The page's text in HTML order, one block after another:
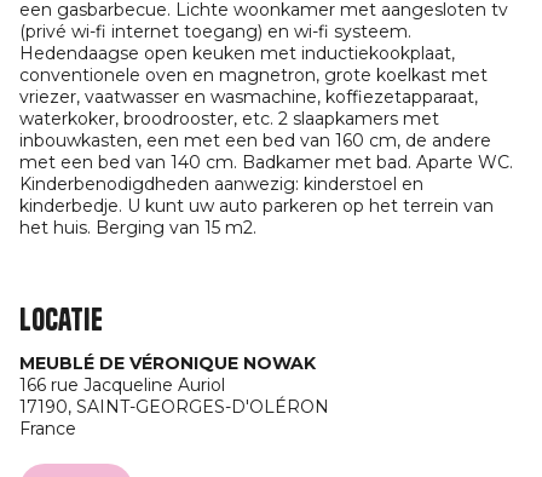
een gasbarbecue. Lichte woonkamer met aangesloten tv
(privé wi-fi internet toegang) en wi-fi systeem.
Hedendaagse open keuken met inductiekookplaat,
conventionele oven en magnetron, grote koelkast met
vriezer, vaatwasser en wasmachine, koffiezetapparaat,
waterkoker, broodrooster, etc. 2 slaapkamers met
inbouwkasten, een met een bed van 160 cm, de andere
met een bed van 140 cm. Badkamer met bad. Aparte WC.
Kinderbenodigdheden aanwezig: kinderstoel en
kinderbedje. U kunt uw auto parkeren op het terrein van
het huis. Berging van 15 m2.
Locatie
MEUBLÉ DE VÉRONIQUE NOWAK
166 rue Jacqueline Auriol
17190, SAINT-GEORGES-D'OLÉRON
France